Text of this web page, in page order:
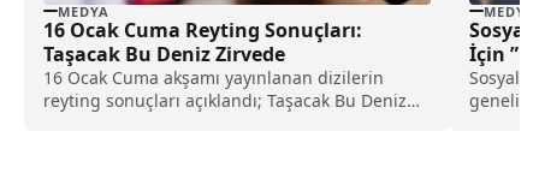
MEDYA
16 Ocak Cuma Reyting Sonuçları:
Taşacak Bu Deniz Zirvede
16 Ocak Cuma akşamı yayınlanan dizilerin
reyting sonuçları açıklandı; Taşacak Bu Deniz
MEDYA
Sosyal
İçin
Sosyal